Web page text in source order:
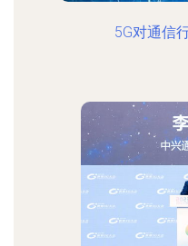
5G对通信